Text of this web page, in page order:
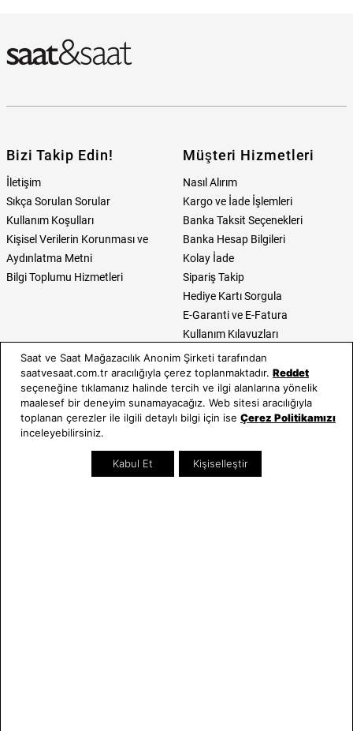
Bizi Takip Edin!
İletişim
Sıkça Sorulan Sorular
Kullanım Koşulları
Kişisel Verilerin Korunması ve
Aydınlatma Metni
Bilgi Toplumu Hizmetleri
Müşteri Hizmetleri
Nasıl Alırım
Kargo ve İade İşlemleri
Banka Taksit Seçenekleri
Banka Hesap Bilgileri
Kolay İade
Sipariş Takip
Hediye Kartı Sorgula
E-Garanti ve E-Fatura
Kullanım Kılavuzları
Saat ve Saat
Hakkımızda
Neden Saat ve Saat
Mağazalar
Mağazada Teknik Servis
Kategoriler
Erkek Saat
Kadın Saat
Takı & Aksesuar
Kampanyalar
Saat ve Saat Mağazacılık Anonim Şirketi tarafından
saatvesaat.com.tr aracılığıyla çerez toplanmaktadır. Reddet
seçeneğine tıklamanız halinde tercih ve ilgi alanlarına yönelik
maalesef bir deneyim sunamayacağız. Web sitesi aracılığıyla
toplanan çerezler ile ilgili detaylı bilgi için ise Çerez Politikamızı
inceleyebilirsiniz.
Kabul Et Kişiselleştir